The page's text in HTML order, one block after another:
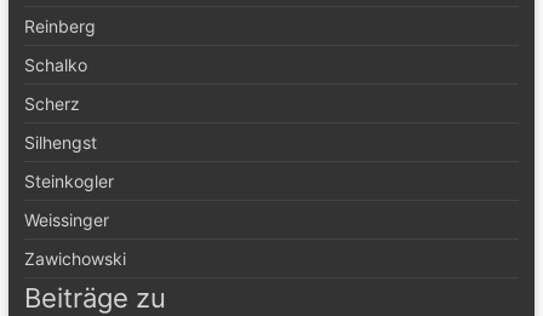
Reinberg
Schalko
Scherz
Silhengst
Steinkogler
Weissinger
Zawichowski
Beiträge zu